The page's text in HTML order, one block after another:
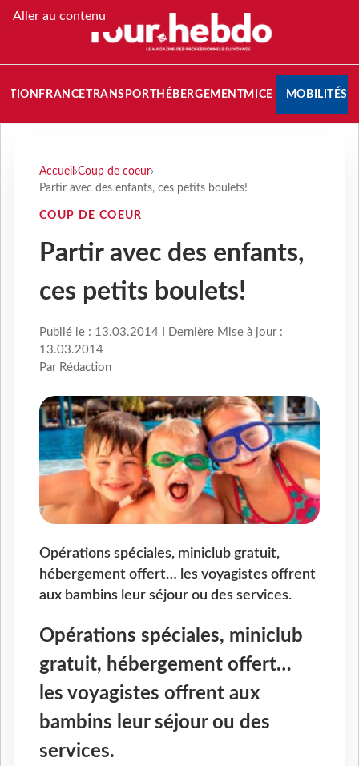
Aller au contenu
FRANCETRANSPORT HÉBERGEMENTMICE MOBILITÉS
Accueil ›Coup de coeur›
Partir avec des enfants, ces petits boulets!
COUP DE COEUR
Partir avec des enfants,
ces petits boulets!
Publié le : 13.03.2014 I Dernière Mise à jour :
13.03.2014
Par Rédaction
Opérations spéciales, miniclub gratuit,
hébergement offert… les voyagistes offrent
aux bambins leur séjour ou des services.
Opérations spéciales, miniclub
gratuit, hébergement offert…
les voyagistes offrent aux
bambins leur séjour ou des
services.